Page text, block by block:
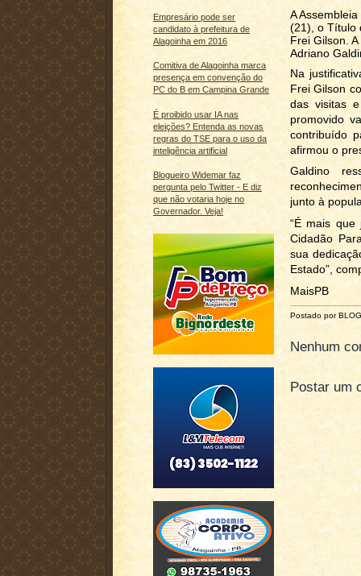
Empresário pode ser
candidato à prefeitura de
Alagoinha em 2016
Comitiva de Alagoinha marca
presença em convenção do
PC do B em Campina Grande
É proibido usar IA nas
eleições? Entenda as novas
regras do TSE para o uso da
inteligência artificial
Blogueiro Widemar faz
pergunta pelo Twitter - E diz
que não votaria hoje no
Governador. Veja!
A
(21), o Título
Frei Gilson.
Adriano
Na
Frei Gilson
das visitas
promovido
contribuído
afirmou o
Galdino
junto à
“É mais
Cidadão
sua
Estado”,
MaisPB
Postado por
Nenhum
Postar um